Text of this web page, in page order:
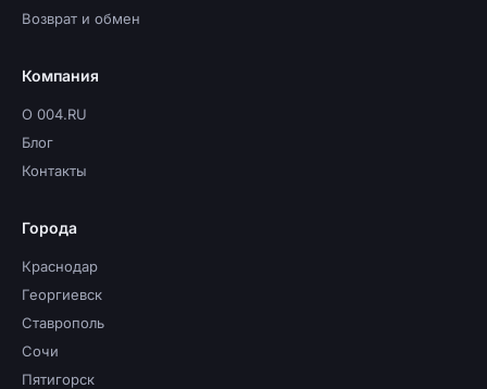
Возврат и обмен
Компания
О 004.RU
Блог
Контакты
Города
Краснодар
Георгиевск
Ставрополь
Сочи
Пятигорск